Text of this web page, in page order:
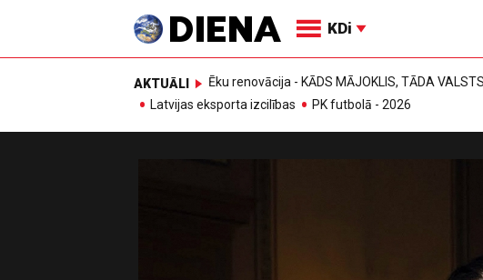
KDi
AKTUĀLI Ēku renovācija - KĀDS MĀJOKLIS, TĀDA VALSTS
Latvijas eksporta izcilības
PK futbolā - 2026